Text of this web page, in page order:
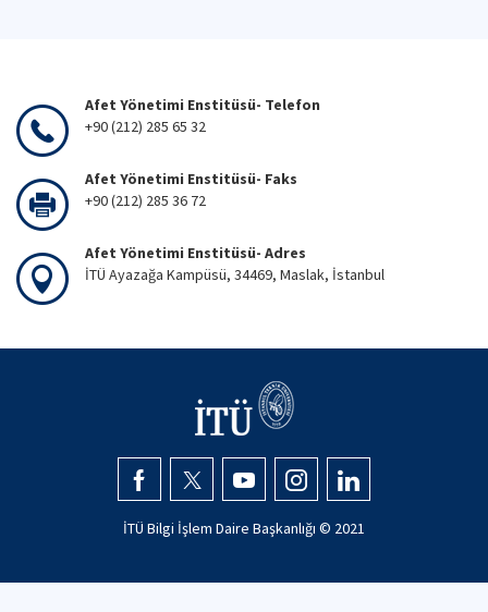
Afet Yönetimi Enstitüsü- Telefon
+90 (212) 285 65 32
Afet Yönetimi Enstitüsü- Faks
+90 (212) 285 36 72
Afet Yönetimi Enstitüsü- Adres
İTÜ Ayazağa Kampüsü, 34469, Maslak, İstanbul
İTÜ Bilgi İşlem Daire Başkanlığı © 2021